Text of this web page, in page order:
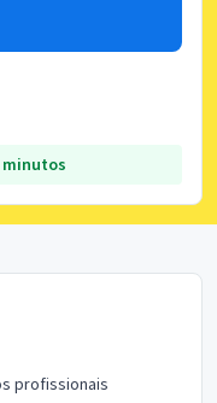
minutos
profissionais